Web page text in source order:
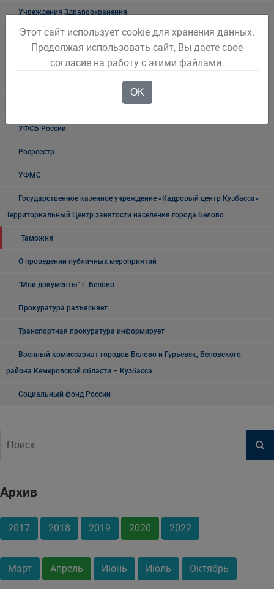
Учреждения Здравоохранения
Налоговая инспекция информирует
УФСБ России
Росреестр
УФМС
Государственное казенное учреждение «Кадровый центр Кузбасса»
Территориальный Центр занятости населения города Белово
Таможня
О проведении публичных мероприятий
"Мои документы" г. Белово
Прокуратура разъясняет
Транспортная прокуратура информирует
Военный комиссариат городов Белово и Гурьевск, Беловского
района Кемеровской области – Кузбасса
Социальный фонд России
Архив
2017 2018 2019 2020 2022
Март Апрель Июнь Июль Октябрь
Этот сайт использует cookie для хранения данных.
Продолжая использовать сайт, Вы даете свое
согласие на работу с этими файлами.
OK